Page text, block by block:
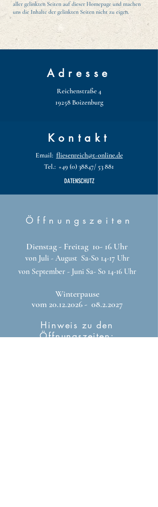
aller gelinkten Seiten auf dieser Homepage und machen
uns die Inhalte der gelinkten Seiten nicht zu eigen.
Adresse
Reichenstraße 4
19258 Boizenburg
Kontakt
Email: fliesenreich@t-online.de
Tel.: +49 (0) 38847/ 53 881
DATENSCHUTZ
Öffnungszeiten
Dienstag - Freitag 10- 16 Uhr
von Juli - August Sa-So 14-17 Uhr
von September - Juni Sa- So 14-16 Uhr
Winterpause
vom 20.12.2026- 08.2.2027
Hinweis zu den
Öffnungszeiten: